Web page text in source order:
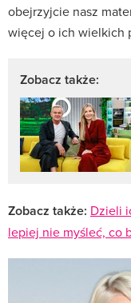
obejrzyjcie nasz
więcej o ich wielkich
Zobacz także:
Zobacz także: Dzieli
lepiej nie myśleć, co